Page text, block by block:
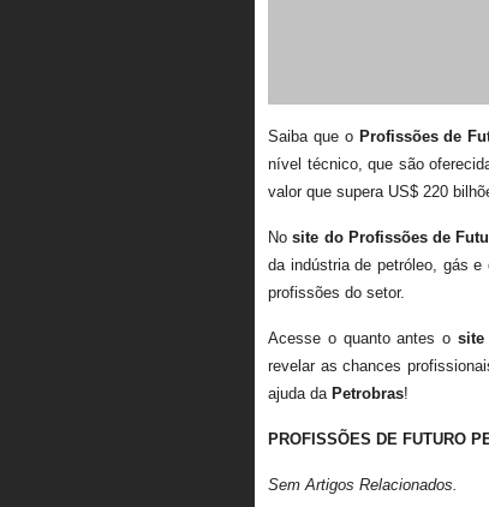
Saiba que o Profissões de
nível técnico, que são
valor que supera US$ 220
Nosite do Profissões de
da indústria de petróleo, gás e
profissões do setor.
Acesse o quanto antes o site
revelar as chances
ajuda da Petrobras!
PROFISSÕES DE FUTURO
Sem Artigos Relacionados.